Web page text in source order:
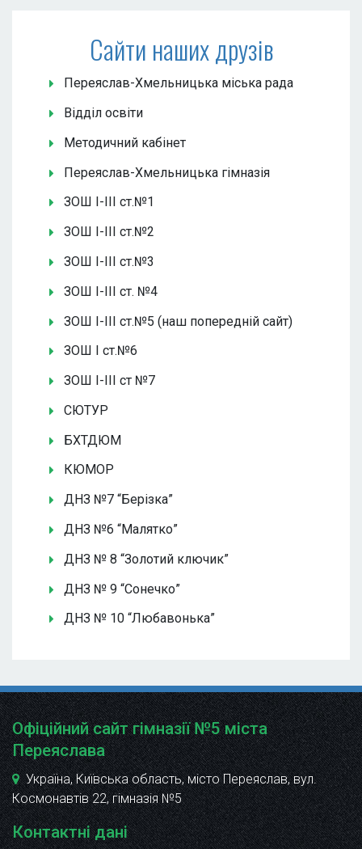
Сайти наших друзів
Переяслав-Хмельницька міська рада
Відділ освіти
Методичний кабінет
Переяслав-Хмельницька гімназія
ЗОШ І-ІІІ ст.№1
ЗОШ І-ІІІ ст.№2
ЗОШ І-ІІІ ст.№3
ЗОШ І-ІІІ ст. №4
ЗОШ І-ІІІ ст.№5 (наш попередній сайт)
ЗОШ І ст.№6
ЗОШ І-ІІІ ст №7
СЮТУР
БХТДЮМ
КЮМОР
ДНЗ №7 “Берізка”
ДНЗ №6 “Малятко”
ДНЗ № 8 “Золотий ключик”
ДНЗ № 9 “Сонечко”
ДНЗ № 10 “Любавонька”
Офіційний сайт гімназії №5 міста
Переяслава
Україна, Київська область, місто Переяслав, вул.
Космонавтів 22, гімназія №5
Контактні дані